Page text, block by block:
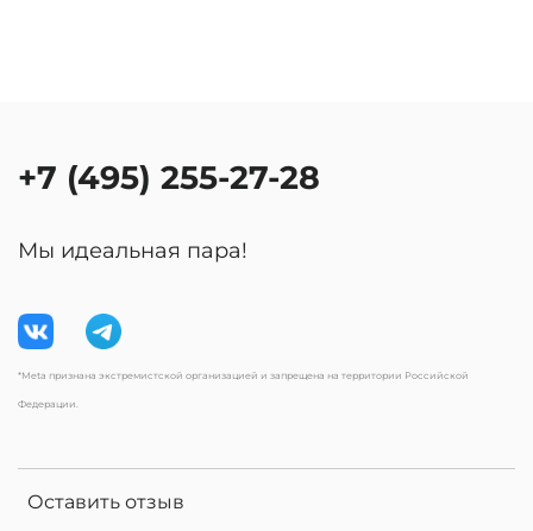
Оставить отзыв
+7 (495) 255-27-28
Мы идеальная пара!
*Meta признана экстремистской организацией и запрещена на территории Российской
Федерации.